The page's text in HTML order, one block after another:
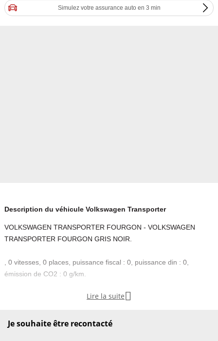
Simulez votre assurance auto en 3 min
Description du véhicule Volkswagen Transporter
VOLKSWAGEN TRANSPORTER FOURGON - VOLKSWAGEN
TRANSPORTER FOURGON GRIS NOIR.
, 0 vitesses, 0 places, puissance fiscal : 0, puissance din : 0,
émission de CO2 : 0 g/km.
GRIS NOIR
2
Lire la suite 
Je souhaite être recontacté